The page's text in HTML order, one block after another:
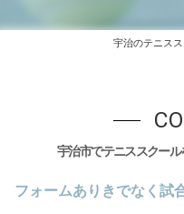
宇治のテニス
宇治市でテニススクー
フォームありきでなく試